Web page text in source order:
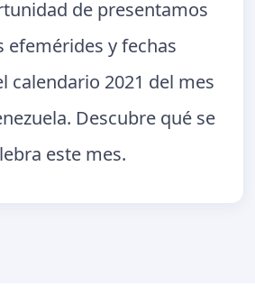
de presentamos
efemérides y fechas
calendario 2021 del mes
Descubre qué se
este mes.